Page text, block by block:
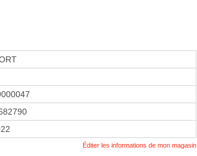
Éditer les informations de mon magasin